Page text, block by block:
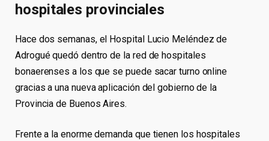
hospitales provinciales
Hace dos semanas, el Hospital Lucio Meléndez de
Adrogué quedó dentro de la red de hospitales
bonaerenses a los que se puede sacar turno online
gracias a una nueva aplicación del gobierno de la
Provincia de Buenos Aires.
Frente a la enorme demanda que tienen los hospitales